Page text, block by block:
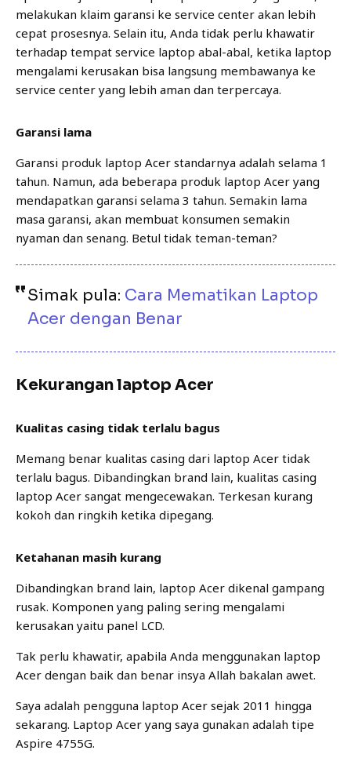
melakukan klaim garansi ke service center akan lebih
cepat prosesnya. Selain itu, Anda tidak perlu khawatir
terhadap tempat service laptop abal-abal, ketika laptop
mengalami kerusakan bisa langsung membawanya ke
service center yang lebih aman dan terpercaya.
Garansi lama
Garansi produk laptop Acer standarnya adalah selama 1
tahun. Namun, ada beberapa produk laptop Acer yang
mendapatkan garansi selama 3 tahun. Semakin lama
masa garansi, akan membuat konsumen semakin
nyaman dan senang. Betul tidak teman-teman?
Simak pula: Cara Mematikan Laptop
Acer dengan Benar
Kekurangan laptop Acer
Kualitas casing tidak terlalu bagus
Memang benar kualitas casing dari laptop Acer tidak
terlalu bagus. Dibandingkan brand lain, kualitas casing
laptop Acer sangat mengecewakan. Terkesan kurang
kokoh dan ringkih ketika dipegang.
Ketahanan masih kurang
Dibandingkan brand lain, laptop Acer dikenal gampang
rusak. Komponen yang paling sering mengalami
kerusakan yaitu panel LCD.
Tak perlu khawatir, apabila Anda menggunakan laptop
Acer dengan baik dan benar insya Allah bakalan awet.
Saya adalah pengguna laptop Acer sejak 2011 hingga
sekarang. Laptop Acer yang saya gunakan adalah tipe
Aspire 4755G.